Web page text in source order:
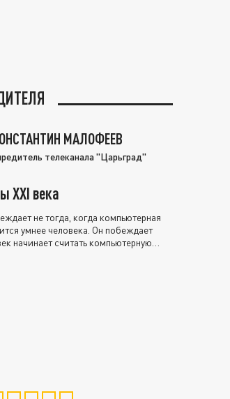
МАЛОФЕЕВ
телеканала "Царьград"
XXI века
не тогда, когда компьютерная
умнее человека. Он побеждает
начинает считать компьютерную